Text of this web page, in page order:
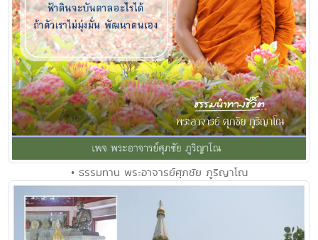
• ธรรมทาน พระอาจารย์ศุภชัย ภูริญาโณ